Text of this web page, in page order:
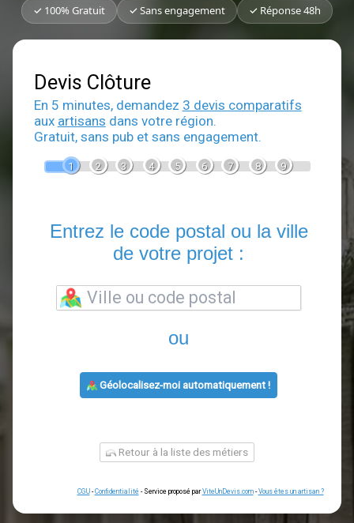
✓ 100% Gratuit ✓ Sans engagement ✓ Réponse 48h
Devis Clôture
En 5 minutes, demandez
3 devis
2 3 4 5 6
Entrez le code postal ou la
ou